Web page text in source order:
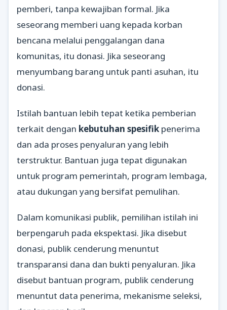
pemberi, tanpa kewajiban formal. Jika
seseorang memberi uang kepada korban
bencana melalui penggalangan dana
komunitas, itu donasi. Jika seseorang
menyumbang barang untuk panti asuhan, itu
donasi.
Istilah bantuan lebih tepat ketika pemberian
terkait dengan kebutuhan spesifik penerima
dan ada proses penyaluran yang lebih
terstruktur. Bantuan juga tepat digunakan
untuk program pemerintah, program lembaga,
atau dukungan yang bersifat pemulihan.
Dalam komunikasi publik, pemilihan istilah ini
berpengaruh pada ekspektasi. Jika disebut
donasi, publik cenderung menuntut
transparansi dana dan bukti penyaluran. Jika
disebut bantuan program, publik cenderung
menuntut data penerima, mekanisme seleksi,